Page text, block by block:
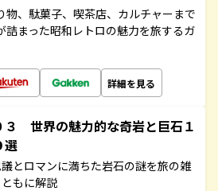
物、駄菓子、喫茶店、カルチャーまで
詰まった昭和レトロの魅力を旅するガ
詳細を見る
３ 世界の魅力的な奇岩と巨石１
選
とロマンに満ちた岩石の謎を旅の雑
もに解説